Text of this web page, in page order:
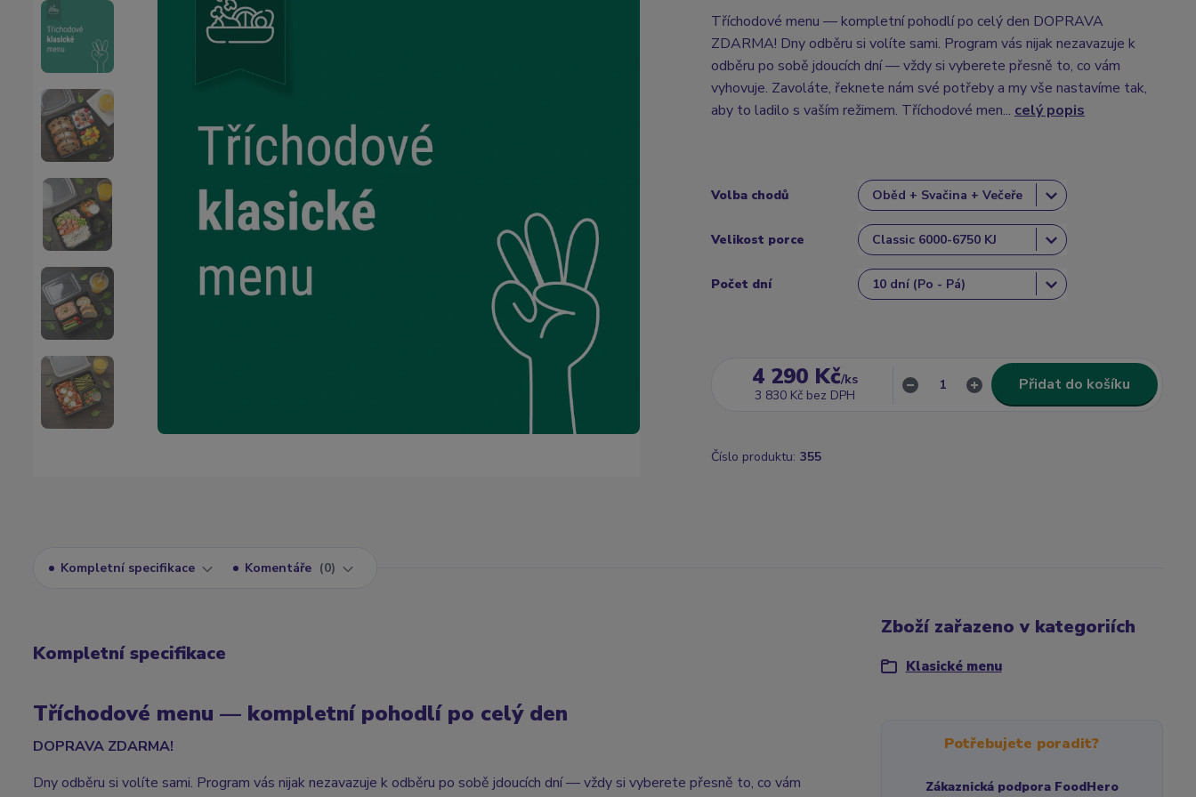
Tříchodové menu — kompletní pohodlí po celý den DOPRAVA
ZDARMA! Dny odběru si volíte sami. Program vás nijak nezavazuje k
odběru po sobě jdoucích dní — vždy si vyberete přesně to, co vám
vyhovuje. Zavoláte, řeknete nám své potřeby a my vše nastavíme tak,
aby to ladilo s vaším režimem. Tříchodové men... celý popis
Volba chodů
Velikost porce
Počet dní
4 290 Kč/ks
3 830 Kč bez DPH
Přidat do košíku
Číslo produktu: 355
Kompletní specifikace Komentáře 0
Kompletní specifikace
Tříchodové menu — kompletní pohodlí po celý den
DOPRAVA ZDARMA!
Dny odběru si volíte sami. Program vás nijak nezavazuje k odběru po sobě jdoucích dní — vždy si vyberete přesně to, co vám
Zboží zařazeno v kategoriích
Klasické menu
Potřebujete poradit?
Zákaznická podpora FoodHero